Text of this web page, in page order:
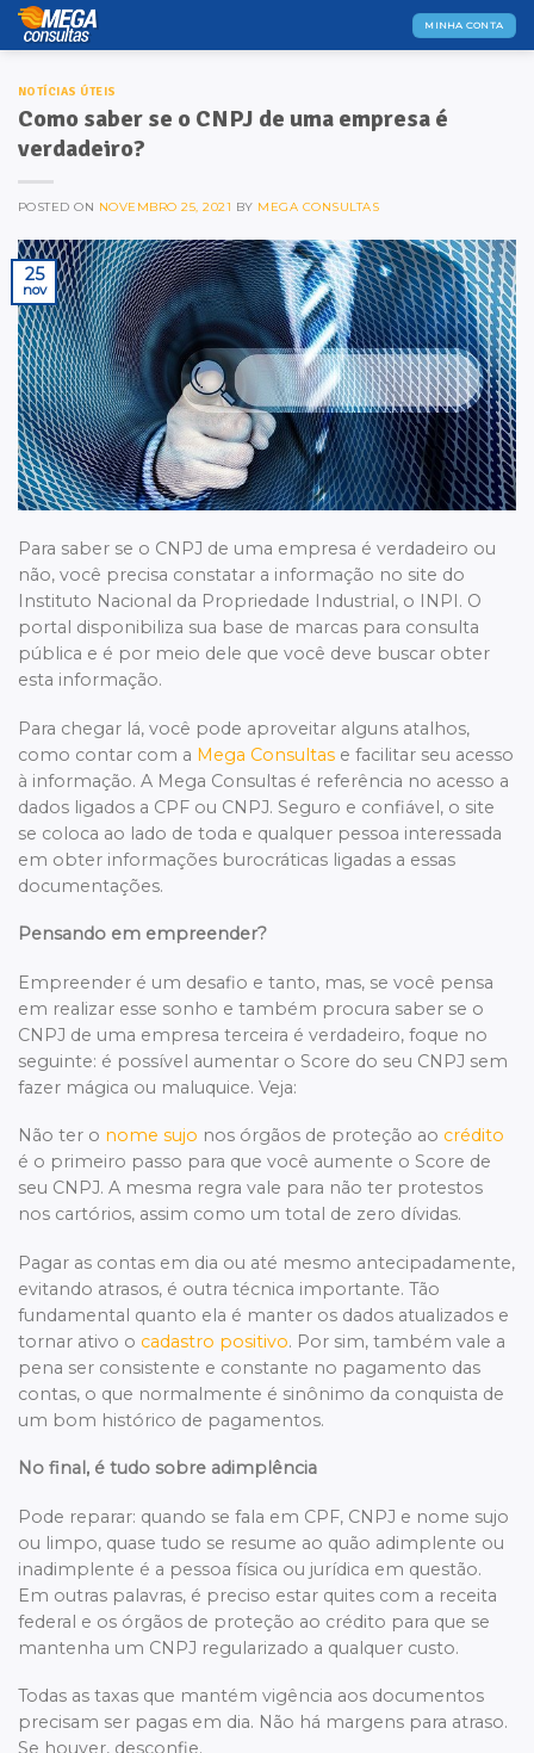
Skip
MINHA CONTA
NOTÍCIAS ÚTEIS
Como saber se o CNPJ de uma empresa é
verdadeiro?
POSTED ON NOVEMBRO 25, 2021 BY MEGA CONSULTAS
25
nov
Para saber se o CNPJ de uma empresa é verdadeiro ou
não, você precisa constatar a informação no site do
Instituto Nacional da Propriedade Industrial, o INPI. O
portal disponibiliza sua base de marcas para consulta
pública e é por meio dele que você deve buscar obter
esta informação.
Para chegar lá, você pode aproveitar alguns atalhos,
como contar com a Mega Consultas e facilitar seu acesso
à informação. A Mega Consultas é referência no acesso a
dados ligados a CPF ou CNPJ. Seguro e confiável, o site
se coloca ao lado de toda e qualquer pessoa interessada
em obter informações burocráticas ligadas a essas
documentações.
Pensando em empreender?
Empreender é um desafio e tanto, mas, se você pensa
em realizar esse sonho e também procura saber se o
CNPJ de uma empresa terceira é verdadeiro, foque no
seguinte: é possível aumentar o Score do seu CNPJ sem
fazer mágica ou maluquice. Veja:
Não ter o nome sujo nos órgãos de proteção ao crédito
é o primeiro passo para que você aumente o Score de
seu CNPJ. A mesma regra vale para não ter protestos
nos cartórios, assim como um total de zero dívidas.
Pagar as contas em dia ou até mesmo antecipadamente,
evitando atrasos, é outra técnica importante. Tão
fundamental quanto ela é manter os dados atualizados e
tornar ativo o cadastro positivo. Por sim, também vale a
pena ser consistente e constante no pagamento das
contas, o que normalmente é sinônimo da conquista de
um bom histórico de pagamentos.
No final, é tudo sobre adimplência
Pode reparar: quando se fala em CPF, CNPJ e nome sujo
ou limpo, quase tudo se resume ao quão adimplente ou
inadimplente é a pessoa física ou jurídica em questão.
Em outras palavras, é preciso estar quites com a receita
federal e os órgãos de proteção ao crédito para que se
mantenha um CNPJ regularizado a qualquer custo.
Todas as taxas que mantém vigência aos documentos
precisam ser pagas em dia. Não há margens para atraso.